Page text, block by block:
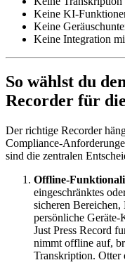
Keine KI-
Keine
Keine Integration
So wählst du
Recorder für
Der richtige Recorder
Compliance-
sind die zentralen
Offline-
eingeschränktes
sicheren Bereichen,
persönliche
Just Press Record
nimmt offline auf,
Transkription. Otter